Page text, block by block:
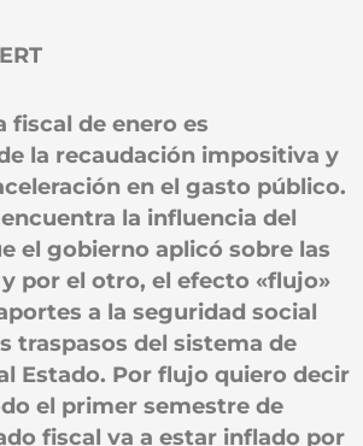
fiscal de enero es
la recaudación impositiva y
en el gasto público.
la influencia del
el gobierno aplicó sobre las
por el otro, el efecto «flujo»
a la seguridad social
traspasos del sistema de
Estado. Por flujo quiero decir
el primer semestre de
fiscal va a estar inflado por